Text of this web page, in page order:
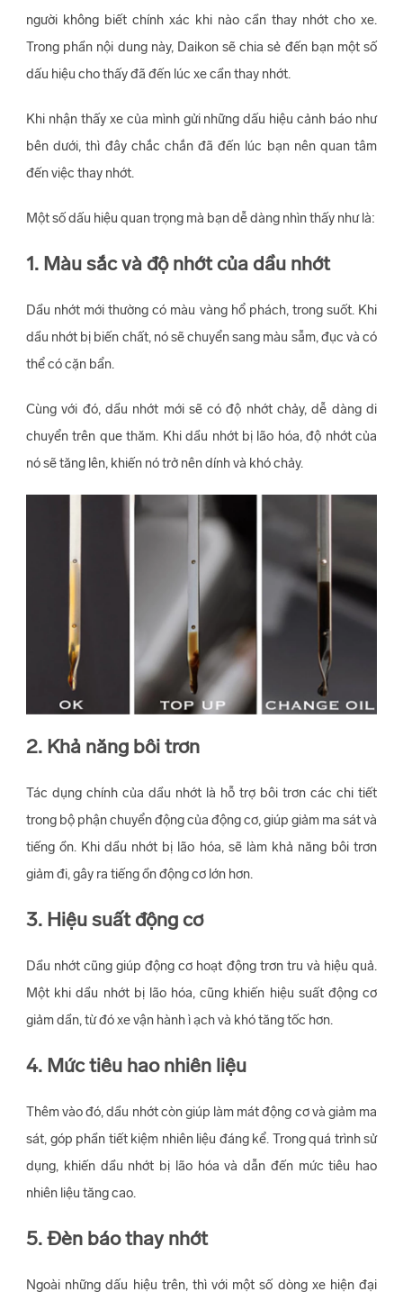
người không biết chính xác khi nào cần thay nhớt cho xe.
Trong phần nội dung này, Daikon sẽ chia sẻ đến bạn một số
dấu hiệu cho thấy đã đến lúc xe cần thay nhớt.
Khi nhận thấy xe của mình gửi những dấu hiệu cảnh báo như
bên dưới, thì đây chắc chắn đã đến lúc bạn nên quan tâm
đến việc thay nhớt.
Một số dấu hiệu quan trọng mà bạn dễ dàng nhìn thấy như là:
1. Màu sắc và độ nhớt của dầu nhớt
Dầu nhớt mới thường có màu vàng hổ phách, trong suốt. Khi
dầu nhớt bị biến chất, nó sẽ chuyển sang màu sẫm, đục và có
thể có cặn bẩn.
Cùng với đó, dầu nhớt mới sẽ có độ nhớt chảy, dễ dàng di
chuyển trên que thăm. Khi dầu nhớt bị lão hóa, độ nhớt của
nó sẽ tăng lên, khiến nó trở nên dính và khó chảy.
2. Khả năng bôi trơn
Tác dụng chính của dầu nhớt là hỗ trợ bôi trơn các chi tiết
trong bộ phận chuyển động của động cơ, giúp giảm ma sát và
tiếng ồn. Khi dầu nhớt bị lão hóa, sẽ làm khả năng bôi trơn
giảm đi, gây ra tiếng ồn động cơ lớn hơn.
3. Hiệu suất động cơ
Dầu nhớt cũng giúp động cơ hoạt động trơn tru và hiệu quả.
Một khi dầu nhớt bị lão hóa, cũng khiến hiệu suất động cơ
giảm dần, từ đó xe vận hành ì ạch và khó tăng tốc hơn.
4. Mức tiêu hao nhiên liệu
Thêm vào đó, dầu nhớt còn giúp làm mát động cơ và giảm ma
sát, góp phần tiết kiệm nhiên liệu đáng kể. Trong quá trình sử
dụng, khiến dầu nhớt bị lão hóa và dẫn đến mức tiêu hao
nhiên liệu tăng cao.
5. Đèn báo thay nhớt
Ngoài những dấu hiệu trên, thì với một số dòng xe hiện đại